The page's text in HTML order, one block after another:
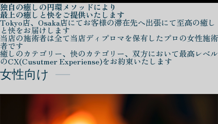
独自の癒しの円環メソッドにより
最上の癒しと快をご提供いたします
Tokyo店、Osaka店にてお客様の滞在先へ出張にて至高の癒し
と快をお届けします
当店の施術者は全て当店ディプロマを保有したプロの女性施術
者です
癒しのカテゴリー、快のカテゴリー、双方において最高レベル
のCX(Cusutmer Experiense)をお約束いたします
女性向け